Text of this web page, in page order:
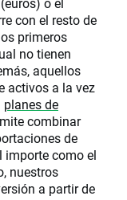
con el resto de
primeros
no tienen
aquellos
activos a la vez
planes de
combinar
de
importe como el
nuestros
a partir de